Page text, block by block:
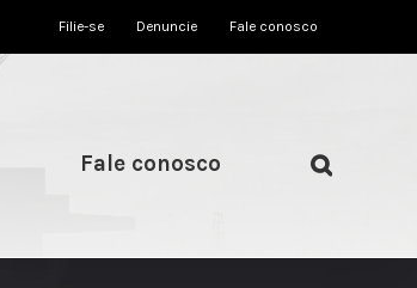
Filie-se Denuncie Fale conosco
Fale conosco